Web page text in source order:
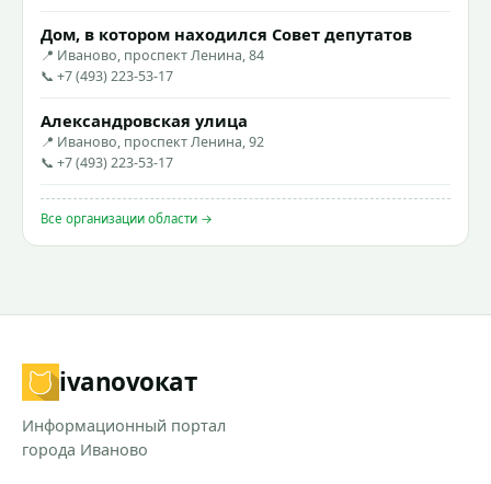
Дом, в котором находился Совет депутатов
📍 Иваново, проспект Ленина, 84
📞 +7 (493) 223-53-17
Александровская улица
📍 Иваново, проспект Ленина, 92
📞 +7 (493) 223-53-17
Все организации области →
ivanovoкат
Информационный портал
города Иваново